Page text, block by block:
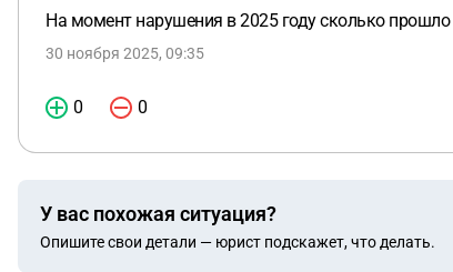
На момент нарушения в 2025 году сколько прошло
30 ноября 2025, 09:35
0 0
У вас похожая ситуация?
Опишите свои детали — юрист подскажет, что делать.